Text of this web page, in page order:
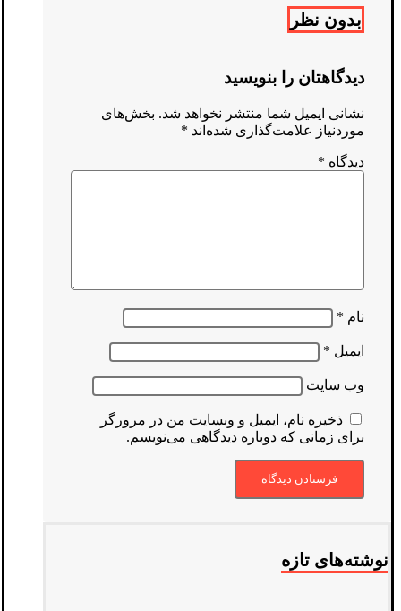
بدون نظر
دیدگاهتان را بنویسید
نشانی ایمیل شما منتشر نخواهد شد. بخش‌های
موردنیاز علامت‌گذاری شده‌اند *
دیدگاه *
نام *
ایمیل *
وب‌ سایت
ذخیره نام، ایمیل و وبسایت من در مرورگر
برای زمانی که دوباره دیدگاهی می‌نویسم.
نوشته‌های تازه